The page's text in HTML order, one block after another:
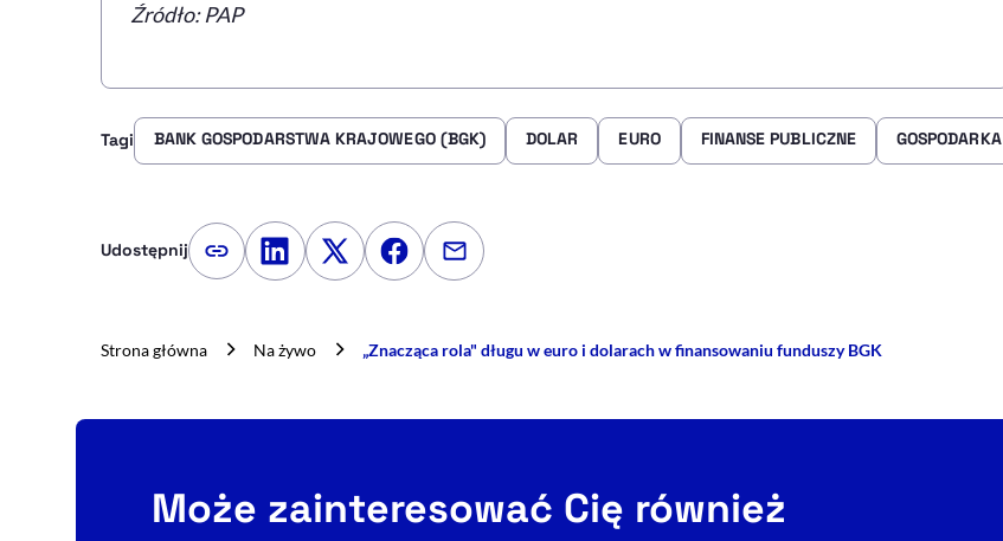
Źródło: PAP
Tagi BANK GOSPODARSTWA KRAJOWEGO (BGK) DOLAR EURO FINANSE PUBLICZNE GOSPODARKA
Udostępnij Kopiuj link artykułu
Udostępnij na LinkedIn
Udostępnij na Twitterze
Udostępnij na Facebooku
Udostępnij przez e-mail
Strona główna Na żywo „Znacząca rola" długu w euro i dolarach w finansowaniu funduszy BGK
Może zainteresować Cię również